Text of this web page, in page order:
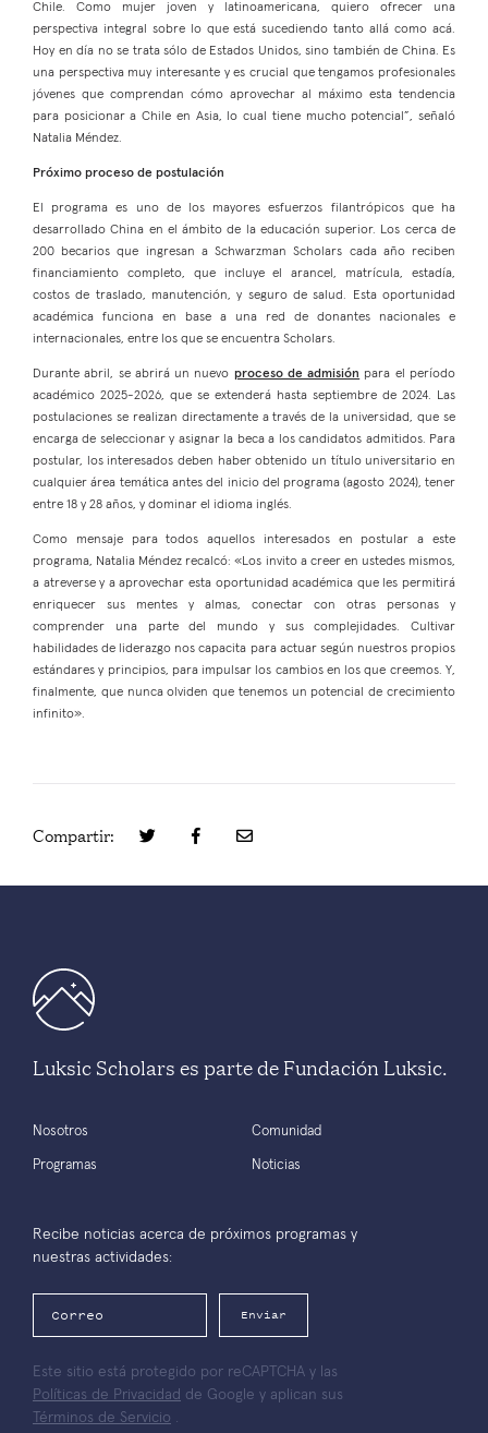
Chile. Como mujer joven y latinoamericana, quiero ofrecer una
perspectiva integral sobre lo que está sucediendo tanto allá como acá.
Hoy en día no se trata sólo de Estados Unidos, sino también de China. Es
una perspectiva muy interesante y es crucial que tengamos profesionales
jóvenes que comprendan cómo aprovechar al máximo esta tendencia
para posicionar a Chile en Asia, lo cual tiene mucho potencial”, señaló
Natalia Méndez.
Próximo proceso de postulación
El programa es uno de los mayores esfuerzos filantrópicos que ha
desarrollado China en el ámbito de la educación superior. Los cerca de
200 becarios que ingresan a Schwarzman Scholars cada año reciben
financiamiento completo, que incluye el arancel, matrícula, estadía,
costos de traslado, manutención, y seguro de salud. Esta oportunidad
académica funciona en base a una red de donantes nacionales e
internacionales, entre los que se encuentra Scholars.
Durante abril, se abrirá un nuevo proceso de admisión para el período
académico 2025-2026, que se extenderá hasta septiembre de 2024. Las
postulaciones se realizan directamente a través de la universidad, que se
encarga de seleccionar y asignar la beca a los candidatos admitidos. Para
postular, los interesados deben haber obtenido un título universitario en
cualquier área temática antes del inicio del programa (agosto 2024), tener
entre 18 y 28 años, y dominar el idioma inglés.
Como mensaje para todos aquellos interesados en postular a este
programa, Natalia Méndez recalcó: «Los invito a creer en ustedes mismos,
a atreverse y a aprovechar esta oportunidad académica que les permitirá
enriquecer sus mentes y almas, conectar con otras personas y
comprender una parte del mundo y sus complejidades. Cultivar
habilidades de liderazgo nos capacita para actuar según nuestros propios
estándares y principios, para impulsar los cambios en los que creemos. Y,
finalmente, que nunca olviden que tenemos un potencial de crecimiento
infinito».
Compartir:
Luksic Scholars es parte de Fundación Luksic.
Nosotros
Programas
Comunidad
Noticias
Recibe noticias acerca de próximos programas y
nuestras actividades:
Enviar
Este sitio está protegido por reCAPTCHA y las
Políticas de Privacidad de Google y aplican sus
Términos de Servicio .